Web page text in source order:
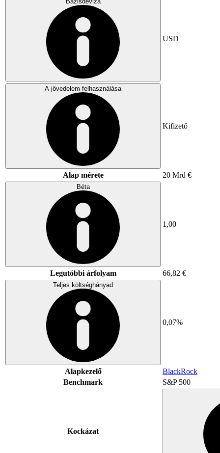
USD
A jövedelem felhasználása
Kifizető
Alap mérete 20 Mrd €
Béta
1,00
Legutóbbi árfolyam 66,82 €
Teljes költséghányad
0,07%
Alapkezelő
BlackRock
Benchmark
S&P 500
Kockázat